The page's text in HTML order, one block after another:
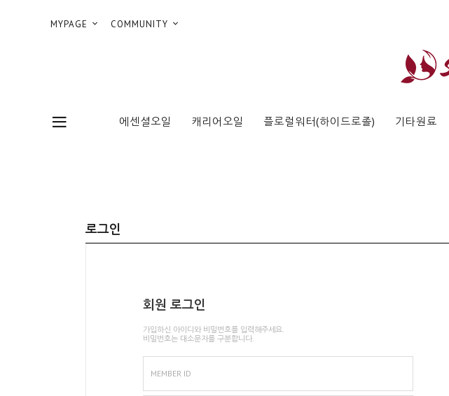
MYPAGE COMMUNITY
에센셜오일 캐리어오일 플로럴워터(하이드로졸) 기타원료
로그인
회원 로그인
가입하신 아이디와 비밀번호를 입력해주세요.
비밀번호는 대소문자를 구분합니다.
MEMBER ID